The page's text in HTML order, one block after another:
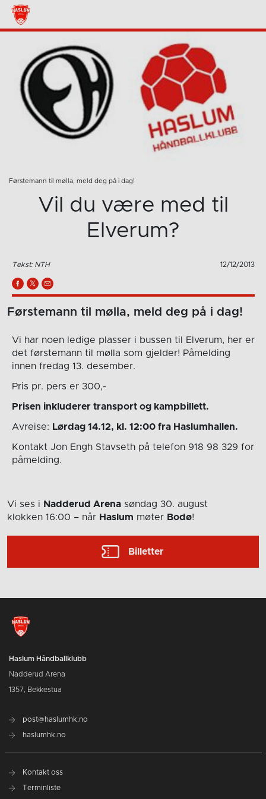
Førstemann til mølla, meld deg på i dag!
Vil du være med til
Elverum?
Tekst: NTH 12/12/2013
Førstemann til mølla, meld deg på i dag!
Vi har noen ledige plasser i bussen til Elverum, her er
det førstemann til mølla som gjelder! Påmelding
innen fredag 13. desember.
Pris pr. pers er 300,-
Prisen inkluderer transport og kampbillett.
Avreise: Lørdag 14.12, kl. 12:00 fra Haslumhallen.
Kontakt Jon Engh Stavseth på telefon 918 98 329 for
påmelding.
Vi ses i Nadderud Arena søndag 30. august
klokken 16:00 – når Haslum møter Bodø!
Billetter
Haslum Håndballklubb
Nadderud Arena
1357, Bekkestua
post@haslumhk.no
haslumhk.no
Kontakt oss
Terminliste